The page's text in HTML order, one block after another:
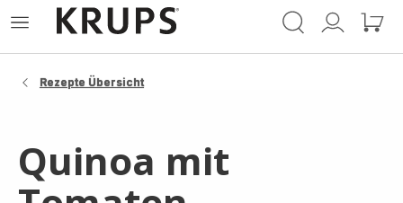
Mein
Mein
Das
Rezepte Übersicht
Quinoa mit